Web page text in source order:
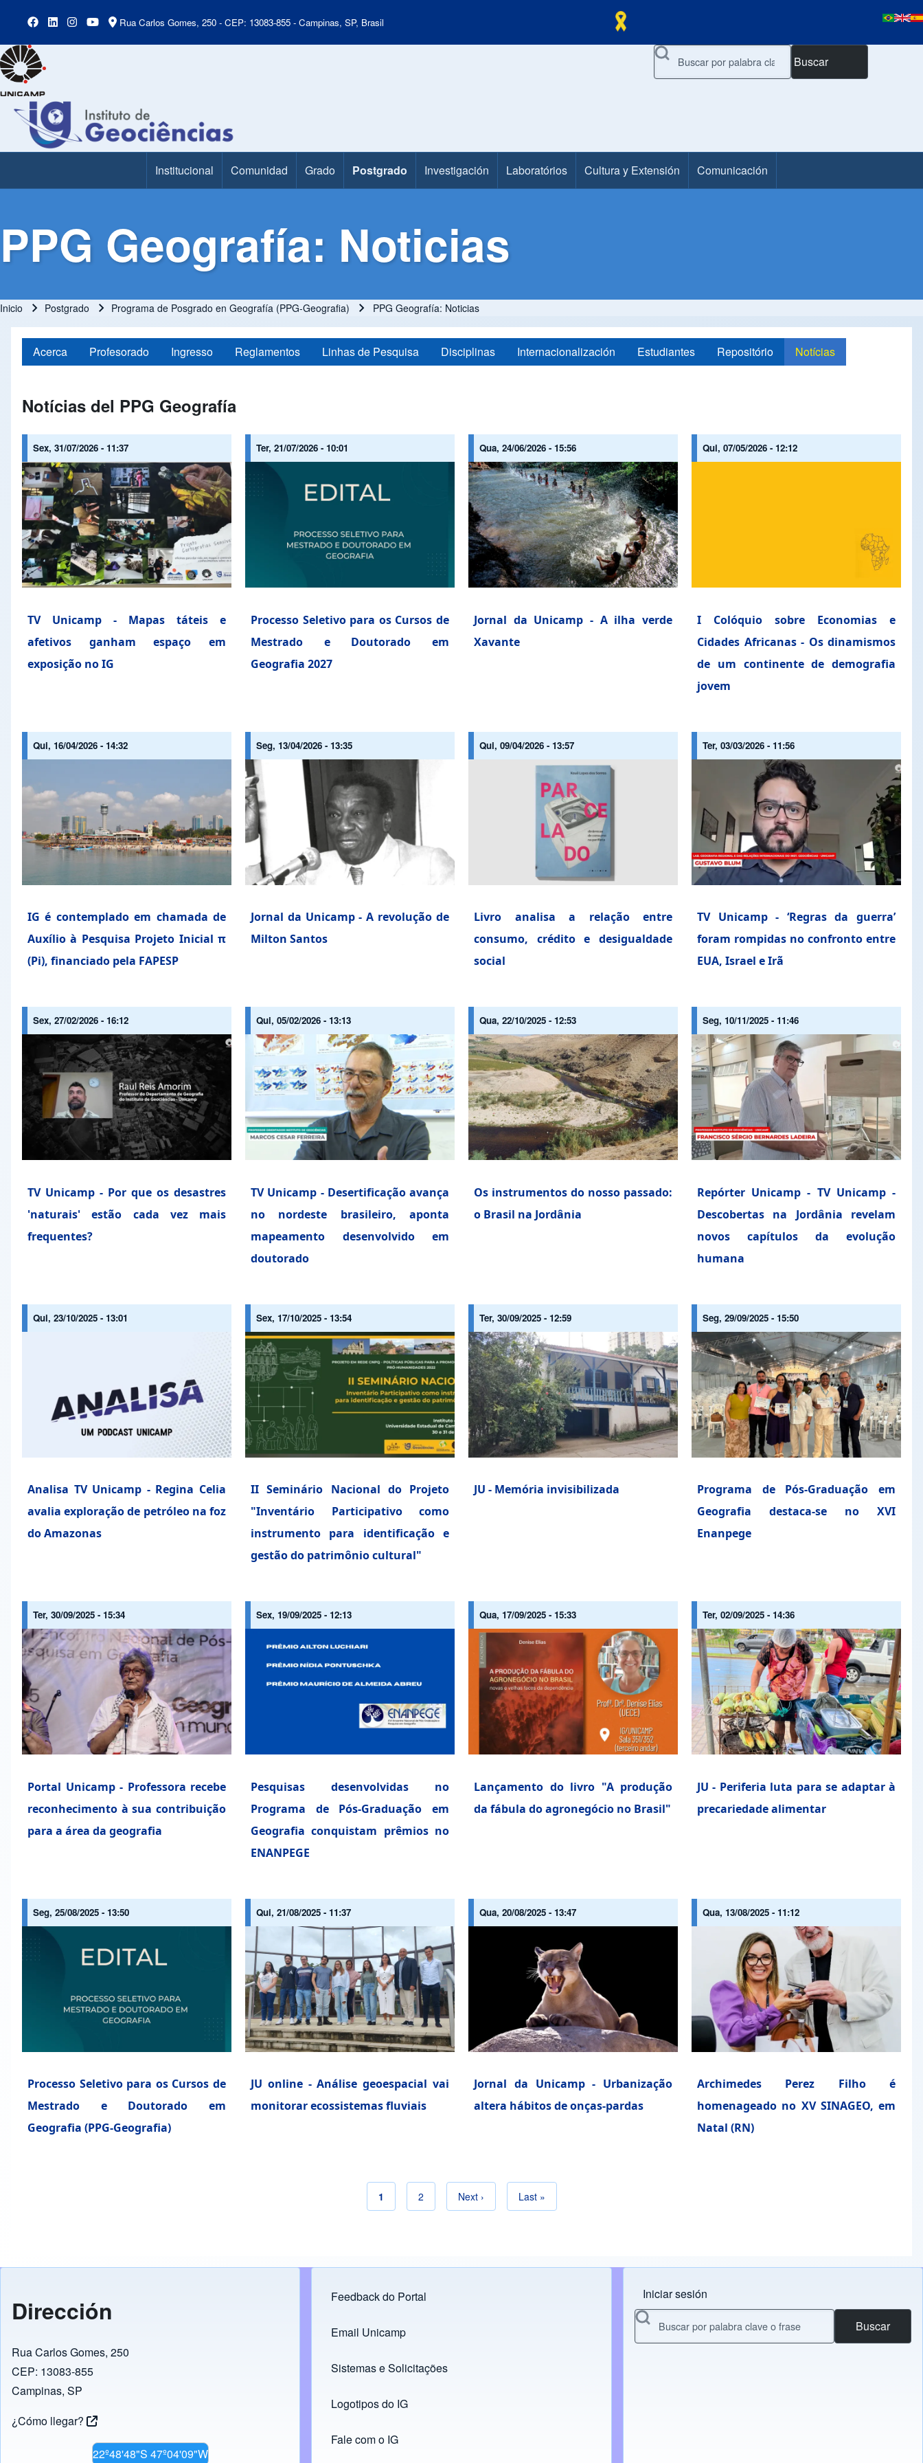
Rua Carlos Gomes, 250 - CEP: 13083-855 - Campinas, SP, Brasil
Buscar
Main Menu Institucional Comunidad Grado Postgrado Investigación Laboratórios Cultura y Extensión Comunicación
PPG Geografía: Noticias
Ruta de navegación
Inicio Postgrado Programa de Posgrado en Geografía (PPG-Geografia) PPG Geografía: Noticias
Acerca Profesorado Ingresso Reglamentos Linhas de Pesquisa Disciplinas Internacionalización Estudiantes Repositório Notícias
Notícias del PPG Geografía
Sex, 31/07/2026 - 11:37
TV Unicamp - Mapas táteis e
afetivos ganham espaço em
exposição no IG
Ter, 21/07/2026 - 10:01
Processo Seletivo para os Cursos de
Mestrado e Doutorado em
Geografia 2027
Qua, 24/06/2026 - 15:56
Jornal da Unicamp - A ilha verde
Xavante
Qui, 07/05/2026 - 12:12
I Colóquio sobre Economias e
Cidades Africanas - Os dinamismos
de um continente de demografia
jovem
Qui, 16/04/2026 - 14:32
IG é contemplado em chamada de
Auxílio à Pesquisa Projeto Inicial π
(Pi), financiado pela FAPESP
Seg, 13/04/2026 - 13:35
Jornal da Unicamp - A revolução de
Milton Santos
Qui, 09/04/2026 - 13:57
Livro analisa a relação entre
consumo, crédito e desigualdade
social
Ter, 03/03/2026 - 11:56
TV Unicamp - ‘Regras da guerra’
foram rompidas no confronto entre
EUA, Israel e Irã
Sex, 27/02/2026 - 16:12
TV Unicamp - Por que os desastres
'naturais' estão cada vez mais
frequentes?
Qui, 05/02/2026 - 13:13
TV Unicamp - Desertificação avança
no nordeste brasileiro, aponta
mapeamento desenvolvido em
doutorado
Qua, 22/10/2025 - 12:53
Os instrumentos do nosso passado:
o Brasil na Jordânia
Seg, 10/11/2025 - 11:46
Repórter Unicamp - TV Unicamp -
Descobertas na Jordânia revelam
novos capítulos da evolução
humana
Qui, 23/10/2025 - 13:01
Analisa TV Unicamp - Regina Celia
avalia exploração de petróleo na foz
do Amazonas
Sex, 17/10/2025 - 13:54
II Seminário Nacional do Projeto
"Inventário Participativo como
instrumento para identificação e
gestão do patrimônio cultural"
Ter, 30/09/2025 - 12:59
JU - Memória invisibilizada
Seg, 29/09/2025 - 15:50
Programa de Pós-Graduação em
Geografia destaca-se no XVI
Enanpege
Ter, 30/09/2025 - 15:34
Portal Unicamp - Professora recebe
reconhecimento à sua contribuição
para a área da geografia
Sex, 19/09/2025 - 12:13
Pesquisas desenvolvidas no
Programa de Pós-Graduação em
Geografia conquistam prêmios no
ENANPEGE
Qua, 17/09/2025 - 15:33
Lançamento do livro "A produção
da fábula do agronegócio no Brasil"
Ter, 02/09/2025 - 14:36
JU - Periferia luta para se adaptar à
precariedade alimentar
Seg, 25/08/2025 - 13:50
Processo Seletivo para os Cursos de
Mestrado e Doutorado em
Geografia (PPG-Geografia)
Qui, 21/08/2025 - 11:37
JU online - Análise geoespacial vai
monitorar ecossistemas fluviais
Qua, 20/08/2025 - 13:47
Jornal da Unicamp - Urbanização
altera hábitos de onças-pardas
Qua, 13/08/2025 - 11:12
Archimedes Perez Filho é
homenageado no XV SINAGEO, em
Natal (RN)
Paginación
Página actual
1 Página
2 Siguiente página
Next › Última página
Last »
Dirección
Rua Carlos Gomes, 250
CEP: 13083-855
Campinas, SP
¿Cómo llegar?
22º48'48"S 47º04'09"W
Footer menu
Feedback do Portal
Links
Email Unicamp
(opens in new tab)
Sistemas e Solicitações
(opens in new tab)
Logotipos do IG
(opens in new tab)
Fale com o IG
Menu do usuário
Iniciar sesión
Buscar